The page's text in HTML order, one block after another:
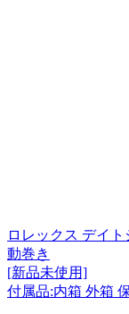
ロレックス デイト
動巻き
[新品未使用]
付属品:内箱 外箱